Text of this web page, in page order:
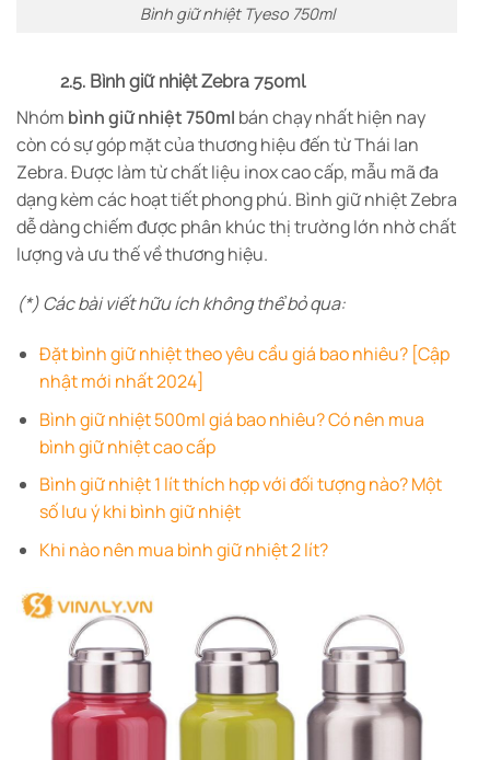
Bình giữ nhiệt Tyeso 750ml
2.5. Bình giữ nhiệt Zebra 750ml
Nhóm bình giữ nhiệt 750ml bán chạy nhất hiện nay
còn có sự góp mặt của thương hiệu đến từ Thái lan
Zebra. Được làm từ chất liệu inox cao cấp, mẫu mã đa
dạng kèm các hoạt tiết phong phú. Bình giữ nhiệt Zebra
dễ dàng chiếm được phân khúc thị trường lớn nhờ chất
lượng và ưu thế về thương hiệu.
(*) Các bài viết hữu ích không thể bỏ qua:
Đặt bình giữ nhiệt theo yêu cầu giá bao nhiêu? [Cập
nhật mới nhất 2024]
Bình giữ nhiệt 500ml giá bao nhiêu? Có nên mua
bình giữ nhiệt cao cấp
Bình giữ nhiệt 1 lít thích hợp với đối tượng nào? Một
số lưu ý khi bình giữ nhiệt
Khi nào nên mua bình giữ nhiệt 2 lít?